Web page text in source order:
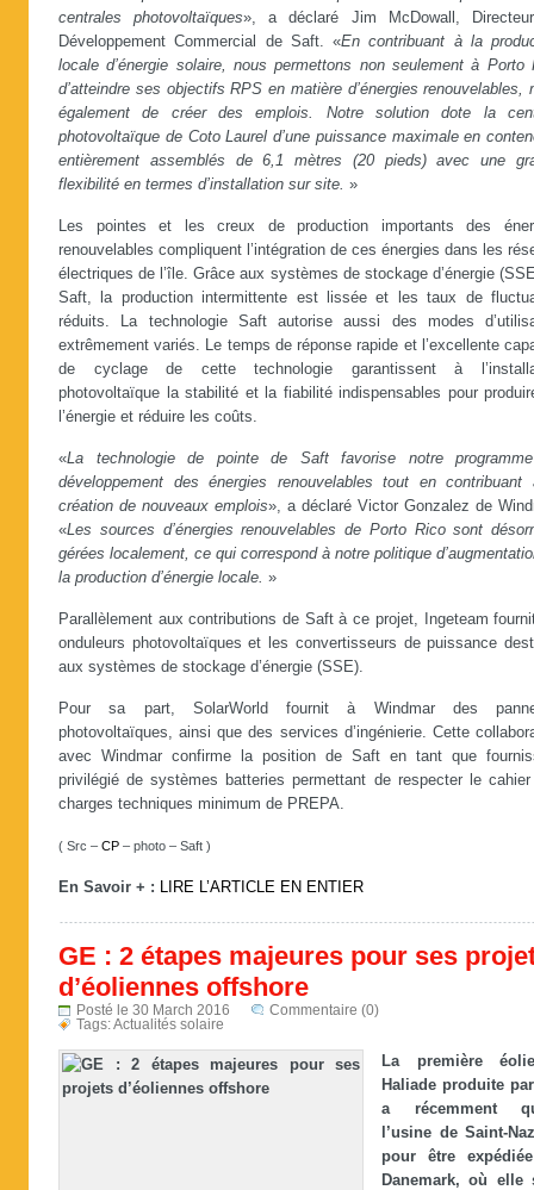
centrales photovoltaïques», a déclaré Jim McDowall,
Développement Commercial de Saft. «En contribuant à la
locale d’énergie solaire, nous permettons non seulement à Porto
d’atteindre ses objectifs RPS en matière d’énergies renouvelables,
également de créer des emplois. Notre solution dote la
photovoltaïque de Coto Laurel d’une puissance maximale en
entièrement assemblés de 6,1 mètres (20 pieds) avec une
flexibilité en termes d’installation sur site. »
Les pointes et les creux de production importants des
renouvelables compliquent l’intégration de ces énergies dans les
électriques de l’île. Grâce aux systèmes de stockage d’énergie
Saft, la production intermittente est lissée et les taux de
réduits. La technologie Saft autorise aussi des modes
extrêmement variés. Le temps de réponse rapide et l’excellente
de cyclage de cette technologie garantissent à
photovoltaïque la stabilité et la fiabilité indispensables pour
l’énergie et réduire les coûts.
«La technologie de pointe de Saft favorise notre
développement des énergies renouvelables tout en contribuant
création de nouveaux emplois», a déclaré Victor Gonzalez de
«Les sources d’énergies renouvelables de Porto Rico sont
gérées localement, ce qui correspond à notre politique
la production d’énergie locale. »
Parallèlement aux contributions de Saft à ce projet, Ingeteam
onduleurs photovoltaïques et les convertisseurs de puissance
aux systèmes de stockage d’énergie (SSE).
Pour sa part, SolarWorld fournit à Windmar des
photovoltaïques, ainsi que des services d’ingénierie. Cette
avec Windmar confirme la position de Saft en tant que
privilégié de systèmes batteries permettant de respecter le
charges techniques minimum de PREPA.
( Src – CP – photo – Saft )
En Savoir + : LIRE L’ARTICLE EN ENTIER
GE : 2 étapes majeures pour ses
d’éoliennes offshore
Posté le 30 March 2016
Commentaire (0)
Tags:Actualités solaire
La première
Haliade produite
a récemment
l’usine de Saint-
pour être
Danemark, où elle